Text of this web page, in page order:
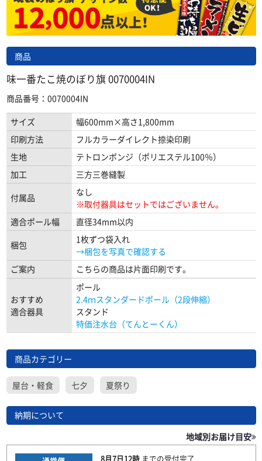
商品
味一番たこ焼のぼり旗 0070004IN
商品番号：0070004IN
サイズ
幅600mm×高さ1,800mm
印刷方法
フルカラーダイレクト捺染印刷
生地
テトロンポンジ（ポリエステル100％）
加工
三方三巻縫製
付属品
なし
※取付器具はセットではございません。
適合ポール幅
直径34mm以内
梱包
1枚ずつ袋入れ
→梱包を写真で確認する
ご案内
こちらの商品は片面印刷です。
おすすめ
適合器具
ポール
2.4ｍスタンダードポール（2段伸縮）
スタンド
特価注水台（てんとーくん）
商品カテゴリー
屋台・軽食 七夕 夏祭り
納期について
地域別お届け目安
8月7日12時までの受付完了